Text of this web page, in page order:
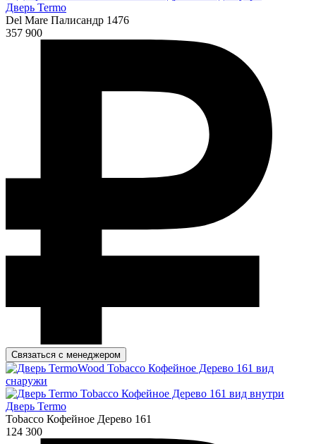
Дверь Termo
Del Mare Палисандр 1476
357 900
Связаться с менеджером
Дверь Termo
Tobacco Кофейное Дерево 161
124 300